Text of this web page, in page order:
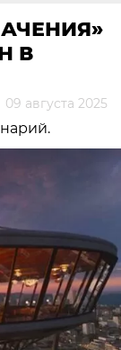
В
09 августа 2025